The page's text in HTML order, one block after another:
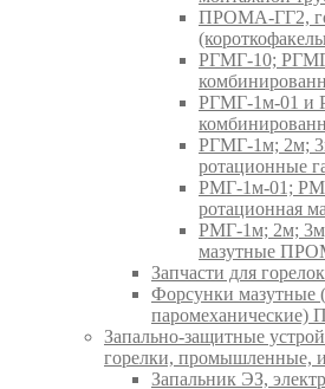
ПРОМА-ГГ2,
РГМГ-10;
РГМГ-1м-01 и
РГМГ-1м; 2м;
ротационные
РМГ-1м-01;
ротационная
РМГ-1м; 2м;
мазутные
Запчасти для
Форсунки мазутные
Запально-защитные
горелки,
Запальник ЭЗ,